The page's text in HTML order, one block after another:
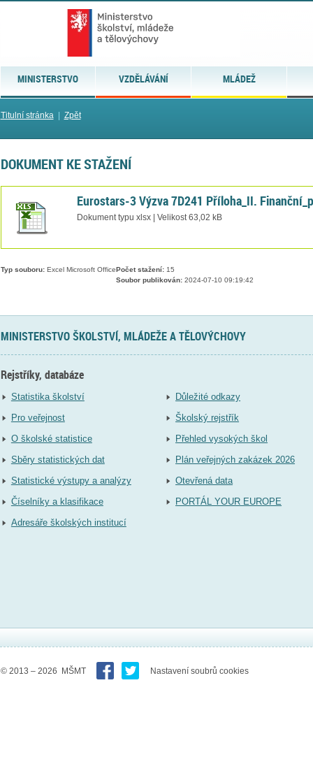
MINISTERSTVO VZDĚLÁVÁNÍ MLÁDEŽ
Titulní stránka| Zpět
DOKUMENT KE STAŽENÍ
Eurostars-3 Výzva 7D241 Příloha_II.
Dokument typu xlsx | Velikost 63,02 kB
Typ souboru:Excel Microsoft Office Počet stažení:15
Soubor publikován:2024-07-10 09:19:42
MINISTERSTVO ŠKOLSTVÍ, MLÁDEŽE A TĚLOVÝCHOVY
Rejstříky, databáze
Statistika školství
Pro veřejnost
O školské statistice
Sběry statistických dat
Statistické výstupy a analýzy
Číselníky a klasifikace
Adresáře školských institucí
Důležité odkazy
Školský rejstřík
Přehled vysokých škol
Plán veřejných zakázek 2026
Otevřená data
PORTÁL YOUR EUROPE
© 2013 – 2026 MŠMT Nastavení soubrů cookies